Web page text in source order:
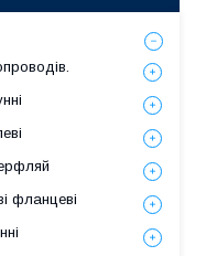
фланцеві